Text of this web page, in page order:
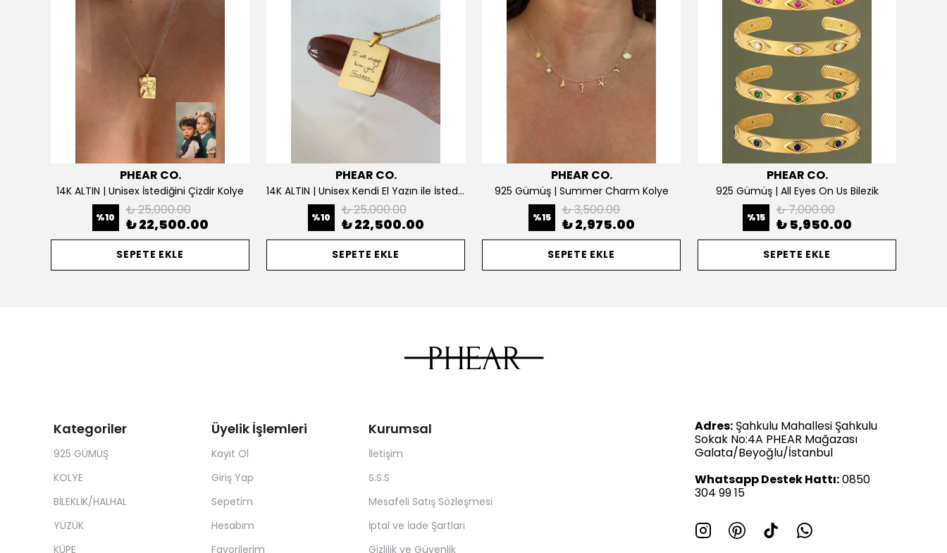
PHEAR CO.
14K ALTIN | Unisex İstediğini Çizdir Kolye
%10 ₺ 25,000.00
₺ 22,500.00
SEPETE EKLE
PHEAR CO.
14K ALTIN | Unisex Kendi El Yazın ile İstediğini Yazdır Plaka Kolye
%10 ₺ 25,000.00
₺ 22,500.00
SEPETE EKLE
PHEAR CO.
925 Gümüş | Summer Charm Kolye
%15 ₺ 3,500.00
₺ 2,975.00
SEPETE EKLE
PHEAR CO.
925 Gümüş | All Eyes On Us Bilezik
%15 ₺ 7,000.00
₺ 5,950.00
SEPETE EKLE
Kategoriler
925 GÜMÜŞ
KOLYE
BİLEKLİK/HALHAL
YÜZÜK
KÜPE
Üyelik İşlemleri
Kayıt Ol
Giriş Yap
Sepetim
Hesabım
Favorilerim
Kurumsal
İletişim
S.S.S
Mesafeli Satış Sözleşmesi
İptal ve İade Şartları
Gizlilik ve Güvenlik
Adres: Şahkulu Mahallesi Şahkulu
Sokak No:4A PHEAR Mağazası
Galata/Beyoğlu/İstanbul
Whatsapp Destek Hattı:0850
304 99 15